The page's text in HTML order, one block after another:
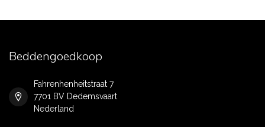
Beddengoedkoop
Fahrenhenheitstraat 7
7701 BV Dedemsvaart
Nederland